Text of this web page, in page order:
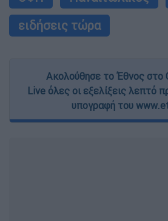
ειδήσεις τώρα
Ακολούθησε το Έθνος στο
Live όλες οι εξελίξεις λεπτό
υπογραφή του